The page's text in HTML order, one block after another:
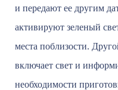
и передают ее другим
активируют зеленый
места поблизости.
включает свет и
необходимости